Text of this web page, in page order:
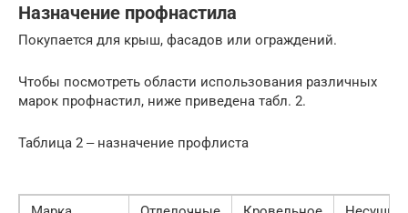
Назначение профнастила
Покупается для крыш, фасадов или ограждений.
Чтобы посмотреть области использования различных
марок профнастил, ниже приведена табл. 2.
Таблица 2 ‒ назначение профлиста